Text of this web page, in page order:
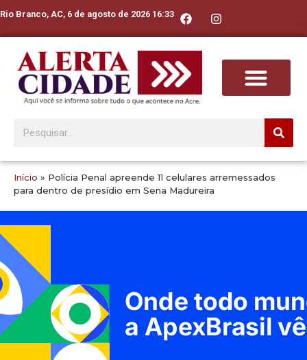
Rio Branco, AC, 6 de agosto de 2026 16:33
Início » Polícia Penal apreende 11 celulares arremessados
para dentro de presídio em Sena Madureira